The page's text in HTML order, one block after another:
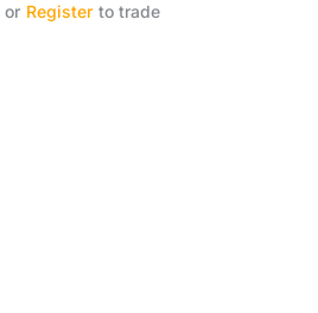
or Register to trade